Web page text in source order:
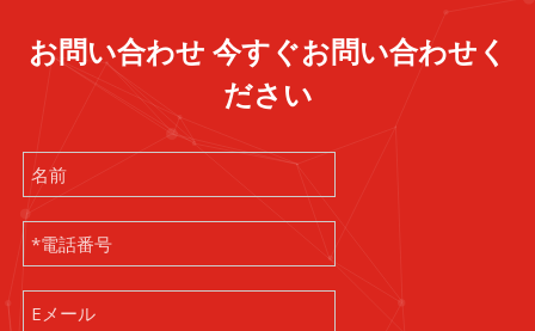
お問い合わせ 今すぐお問い合わせく
ださい